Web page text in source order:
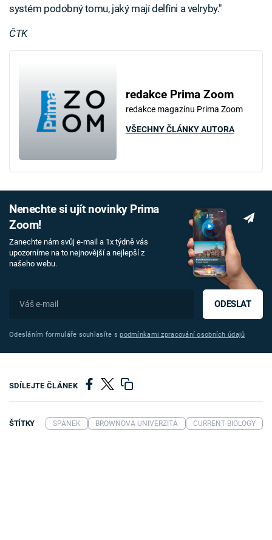
systém podobný tomu, jaký mají delfíni a velryby."
ČTK
redakce Prima Zoom
redakce magazínu Prima Zoom
VŠECHNY ČLÁNKY AUTORA
Nenechte si ujít novinky Prima
Zoom!
Zanechte nám svůj e-mail a 1x týdně vás
upozorníme na to nejnovější a nejlepší z
našeho webu.
ODESLAT
Odesláním formuláře souhlasíte spodmínkami zpracování osobních údajů
SDÍLEJTE ČLÁNEK
ŠTÍTKY SPÁNEK BROWNOVA UNIVERZITA CURRENT BIOLOGY